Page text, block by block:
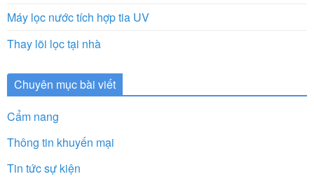
Máy lọc nước tích hợp tia UV
Thay lõi lọc tại nhà
Chuyên mục bài viết
Cẩm nang
Thông tin khuyến mại
Tin tức sự kiện